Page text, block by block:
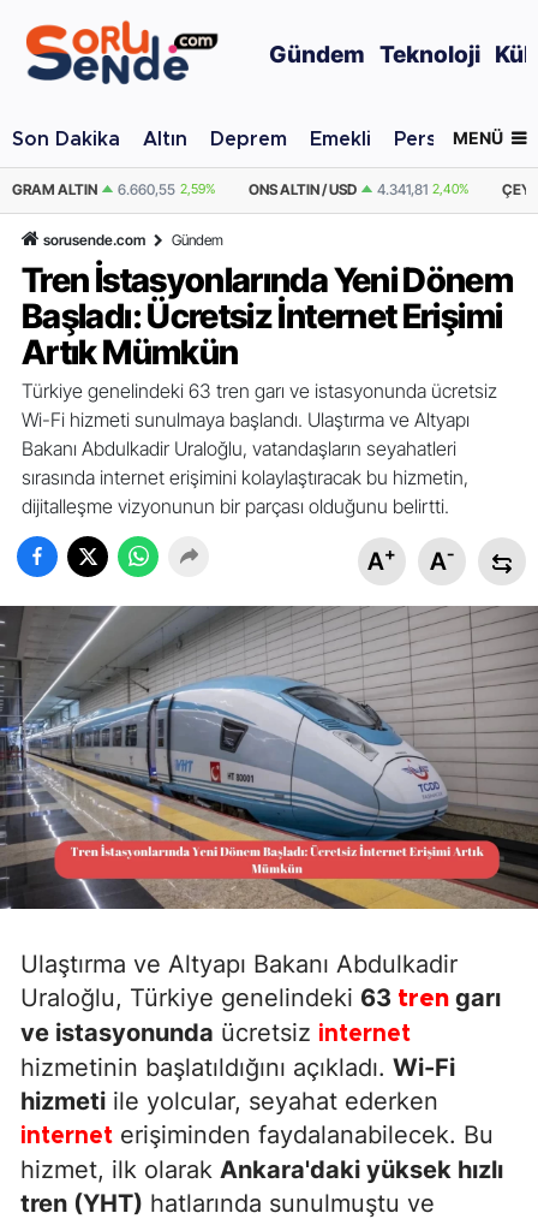
Gündem Teknoloji
Son Dakika Altın Deprem Emekli Personel Alımı
MENÜ
ONS ALTIN / USD 4.341,81 2,40% ÇEYREK ALTIN 10.889,99 2,59%
sorusende.com Gündem
Tren İstasyonlarında Yeni Dönem
Başladı: Ücretsiz İnternet Erişimi
Artık Mümkün
Türkiye genelindeki 63 tren garı ve istasyonunda ücretsiz
Wi-Fi hizmeti sunulmaya başlandı. Ulaştırma ve Altyapı
Bakanı Abdulkadir Uraloğlu, vatandaşların seyahatleri
sırasında internet erişimini kolaylaştıracak bu hizmetin,
dijitalleşme vizyonunun bir parçası olduğunu belirtti.
A+ A-
Ulaştırma ve Altyapı Bakanı Abdulkadir
Uraloğlu, Türkiye genelindeki 63 tren garı
ve istasyonunda ücretsiz internet
hizmetinin başlatıldığını açıkladı. Wi-Fi
hizmeti ile yolcular, seyahat ederken
internet erişiminden faydalanabilecek. Bu
hizmet, ilk olarak Ankara'daki yüksek hızlı
tren (YHT) hatlarında sunulmuştu ve